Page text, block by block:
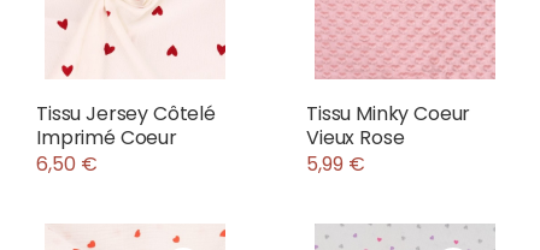
Tissu Jersey Côtelé
Imprimé Coeur
6,50 €
Tissu Minky Coeur
Vieux Rose
5,99 €